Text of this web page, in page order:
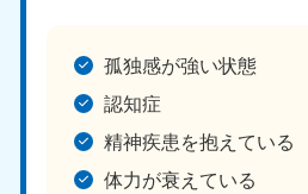
孤独感が強い状態
認知症
精神疾患を抱えている
体力が衰えている